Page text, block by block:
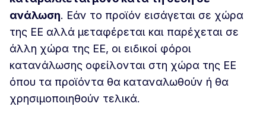
ανάλωση. Εάν το προϊόν εισάγεται σε χώρα
της ΕΕ αλλά μεταφέρεται και παρέχεται σε
άλλη χώρα της ΕΕ, οι ειδικοί φόροι
κατανάλωσης οφείλονται στη χώρα της ΕΕ
όπου τα προϊόντα θα καταναλωθούν ή θα
χρησιμοποιηθούν τελικά.